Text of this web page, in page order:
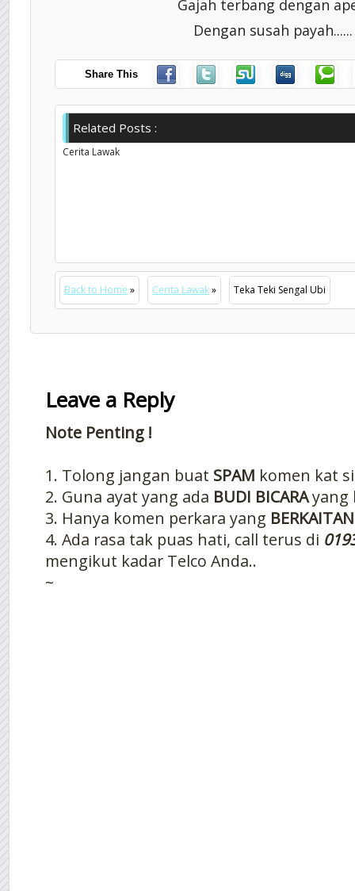
Gajah terbang dengan
Dengan susah payah......
Share This
Related Posts :
Cerita Lawak
Back to Home » Cerita Lawak» Teka Teki Sengal Ubi
Leave a Reply
Note Penting !
1. Tolong jangan buat SPAM komen kat
2. Guna ayat yang ada BUDI BICARAyang
3. Hanya komen perkara yang BERKAITAN
4. Ada rasa tak puas hati, call terus di
mengikut kadar Telco Anda..
~